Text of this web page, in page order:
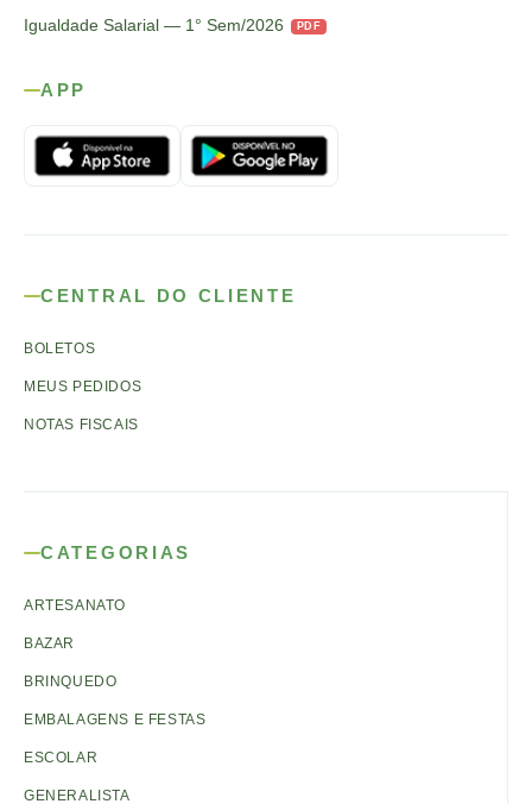
Igualdade Salarial — 1° Sem/2026
PDF
APP
CENTRAL DO CLIENTE
BOLETOS
MEUS PEDIDOS
NOTAS FISCAIS
CATEGORIAS
ARTESANATO
BAZAR
BRINQUEDO
EMBALAGENS E FESTAS
ESCOLAR
GENERALISTA